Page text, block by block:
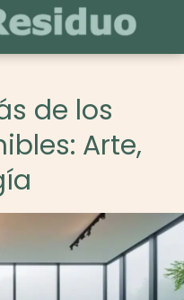
de los
Arte,